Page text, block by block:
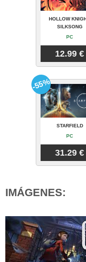
HOLLOW
SILKSONG
PC
12.99 €
STARFIELD
PC
31.29 €
-55%
IMÁGENES: